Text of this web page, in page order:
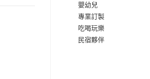
嬰幼兒
專業訂製
吃喝玩樂
民宿夥伴